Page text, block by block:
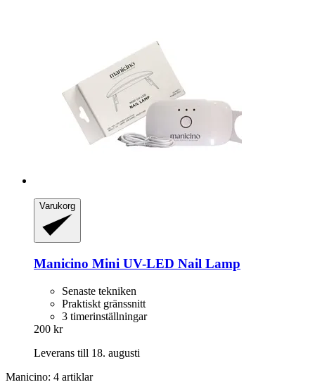
Varukorg
Manicino Mini UV-​LED Nail Lamp
Senaste tekniken
Praktiskt gränssnitt
3 timerinställningar
200 kr
Leverans till 18. augusti
Manicino: 4 artiklar